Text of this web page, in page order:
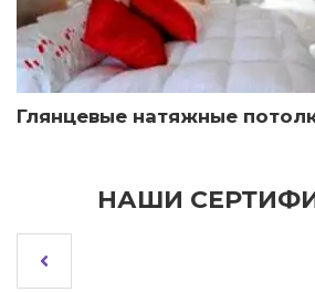
Глянцевые натяжные
НАШИ